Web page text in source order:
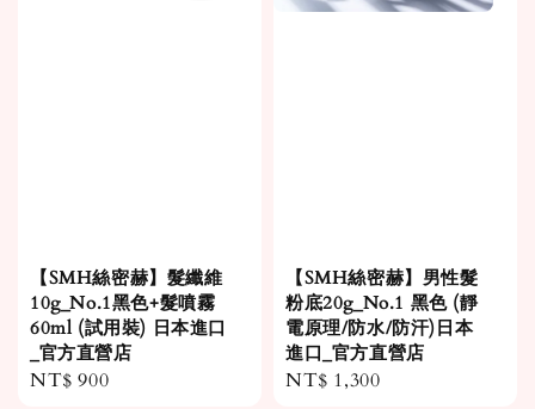
【SMH絲密赫】髮纖維
10g_No.1黑色+髮噴霧
60ml (試用裝) 日本進口
_官方直營店
Regular
NT$ 900
【SMH絲密赫】男性髮
粉底20g_No.1 黑色 (靜
電原理/防水/防汗)日本
進口_官方直營店
Regular
NT$ 1,300